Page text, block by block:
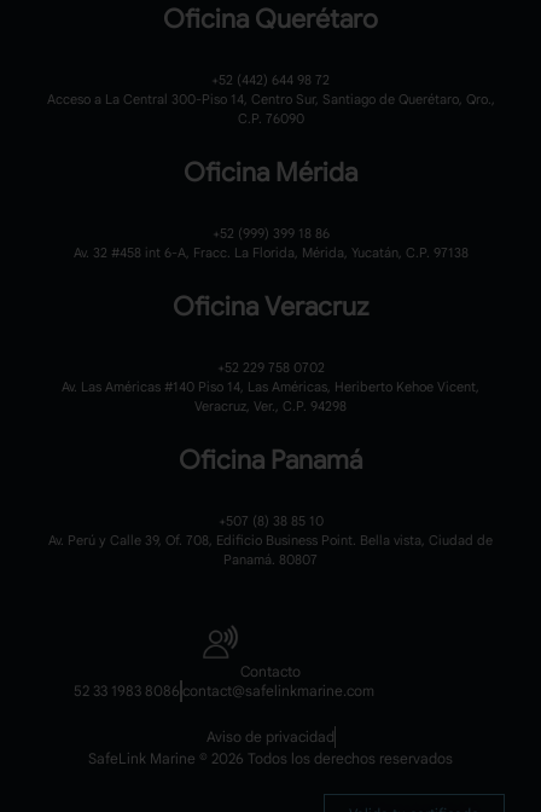
Oficina Querétaro
+52 (442) 644 98 72
Acceso a La Central 300-Piso 14, Centro Sur, Santiago de Querétaro, Qro.,
C.P. 76090
Oficina Mérida
+52 (999) 399 18 86
Av. 32 #458 int 6-A, Fracc. La Florida, Mérida, Yucatán, C.P. 97138
Oficina Veracruz
+52 229 758 0702
Av. Las Américas #140 Piso 14, Las Américas, Heriberto Kehoe Vicent,
Veracruz, Ver., C.P. 94298
Oficina Panamá
+507 (8) 38 85 10
Av. Perú y Calle 39, Of. 708, Edificio Business Point. Bella vista, Ciudad de
Panamá. 80807
Contacto
52 33 1983 8086 contact@safelinkmarine.com
Aviso de privacidad
SafeLink Marine © 2026 Todos los derechos reservados